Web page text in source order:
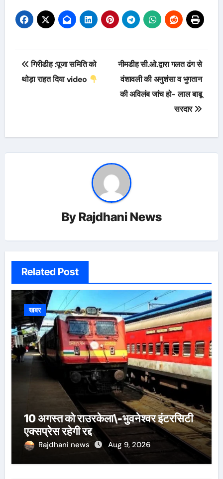
Post
navigation
गिरीडीह :पूजा समिति को
थोड़ा राहत दिया video
नीमडीह सी.ओ.द्वारा गलत ढंग से
वंशावली की अनुशंसा व भुगतान
की अविलंब जांच हो- लाल बाबू
सरदार
By Rajdhani News
Related Post
खबर
10 अगस्त को राउरकेला\-भुवनेश्वर इंटरसिटी
एक्सप्रेस रहेगी रद्द
Rajdhani news Aug 9, 2026